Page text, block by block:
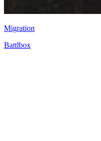
Migration
Battlbox